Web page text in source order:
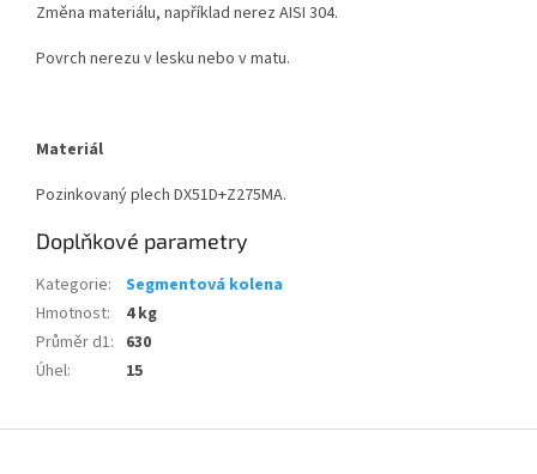
Změna materiálu, například nerez AISI 304.
Povrch nerezu v lesku nebo v matu.
Materiál
Pozinkovaný plech DX51D+Z275MA.
Doplňkové parametry
Kategorie:
Segmentová kolena
Hmotnost:
4 kg
Průměr d1: 630
Úhel: 15